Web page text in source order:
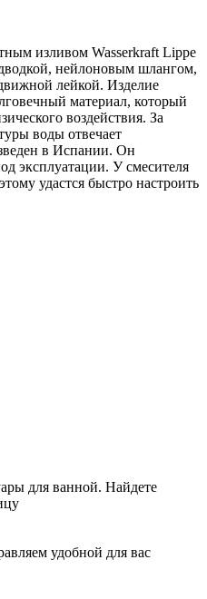
изливом Wasserkraft Lippe
нейлоновым шлангом,
лейкой. Изделие
материал, который
воздействия. За
воды отвечает
в Испании. Он
эксплуатации. У смесителя
удастся быстро настроить
для ванной. Найдете
удобной для вас